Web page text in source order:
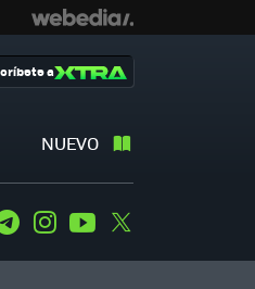
NUEVO
a
TelegramInstagramYoutube